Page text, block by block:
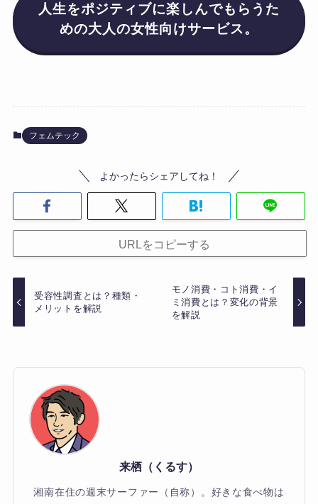
人生をポジティブに楽しんでもらうた
めの大人の女性向けサービス。
フェムテック
よかったらシェアしてね！
URLをコピーする
受容性調査とは？種類・
メリットを解説
モノ消費・コト消費・イ
ミ消費とは？変化の背景
を解説
来栖（くるす）
湘南在住の週末サーファー（自称）。好きな食べ物は